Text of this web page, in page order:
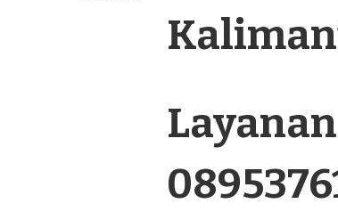
PAGAR
BAMBU
LANDAK
KALIMANTAN